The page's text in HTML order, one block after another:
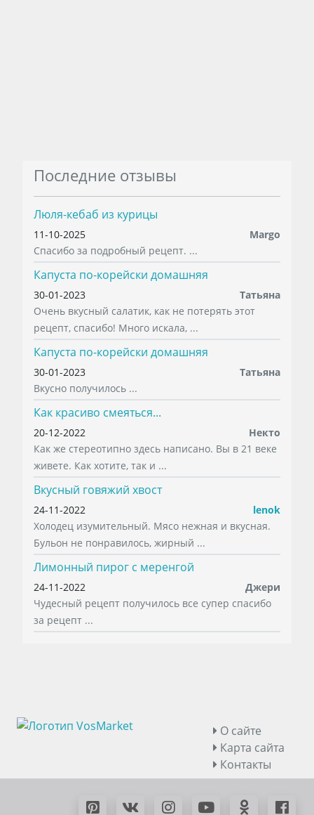
Последние отзывы
Люля-кебаб из курицы
11-10-2025
Margo
Спасибо за подробный рецепт. ...
Капуста по-корейски домашняя
30-01-2023
Татьяна
Очень вкусный салатик, как не потерять этот
рецепт, спасибо! Много искала, ...
Капуста по-корейски домашняя
30-01-2023
Татьяна
Вкусно получилось ...
Как красиво смеяться...
20-12-2022
Некто
Как же стереотипно здесь написано. Вы в 21 веке
живете. Как хотите, так и ...
Вкусный говяжий хвост
24-11-2022
lenok
Холодец изумительный. Мясо нежная и вкусная.
Бульон не понравилось, жирный ...
Лимонный пирог с меренгой
24-11-2022
Джери
Чудесный рецепт получилось все супер спасибо
за рецепт ...
О сайте
Карта сайта
Контакты